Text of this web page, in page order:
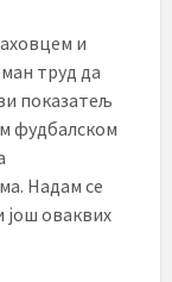
и
труд да
показатељ
фудбалском
Надам се
још оваквих